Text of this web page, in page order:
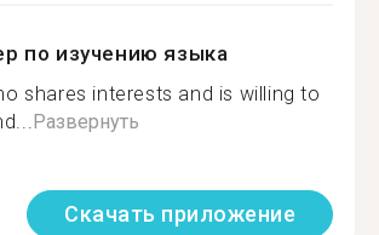
по изучению языка
shares interests and is willing to
Развернуть
Скачать приложение